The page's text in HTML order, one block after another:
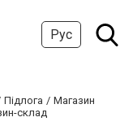
Рус
Підлога
Магазин
склад